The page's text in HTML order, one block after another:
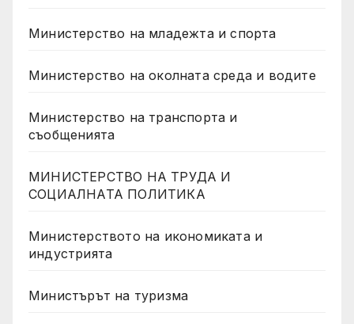
Министерство на младежта и спорта
Министерство на околната среда и водите
Министерство на транспорта и
съобщенията
МИНИСТЕРСТВО НА ТРУДА И
СОЦИАЛНАТА ПОЛИТИКА
Министерството на икономиката и
индустрията
Министърът на туризма